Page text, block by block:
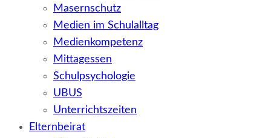
Masernschutz
Medien im Schulalltag
Medienkompetenz
Mittagessen
Schulpsychologie
UBUS
Unterrichtszeiten
Elternbeirat